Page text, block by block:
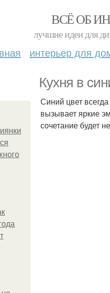
ВСЁ ОБ
лучшие идеи для
интерьер для
Кухня в
Синий цвет
вызывает яркие
сочетание будет